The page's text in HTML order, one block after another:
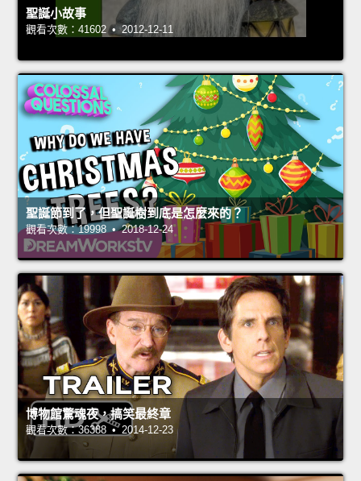
聖誕小故事
觀看次數：41602 • 2012-12-11
聖誕節到了，但聖誕樹到底是怎麼來的？
觀看次數：19998 • 2018-12-24
博物館驚魂夜，搞笑最終章
觀看次數：36388 • 2014-12-23